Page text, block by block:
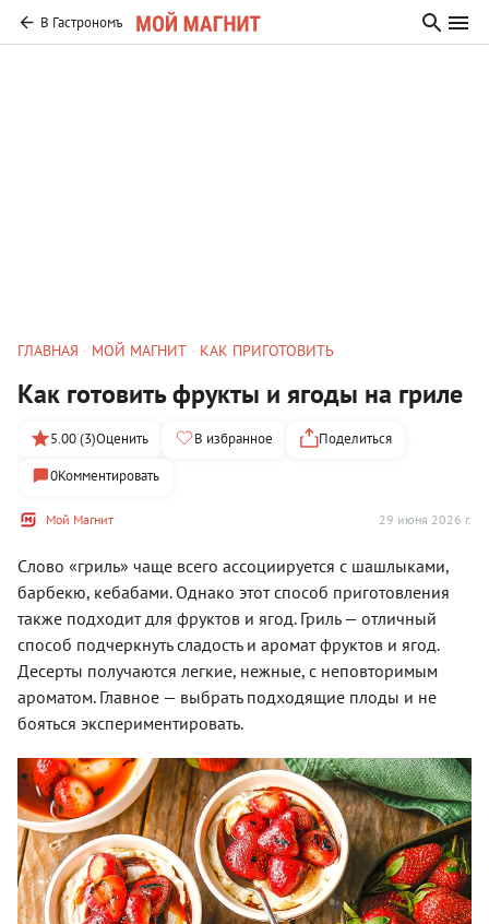
В Гастрономъ
ГЛАВНАЯ МОЙ МАГНИТ КАК ПРИГОТОВИТЬ
Как готовить фрукты и ягоды на гриле
Мой Магнит 29 июня 2026 г.
5.00 (3)Оценить В избранное
Поделиться
0Комментировать
Слово «гриль» чаще всего ассоциируется с шашлыками,
барбекю, кебабами. Однако этот способ приготовления
также подходит для фруктов и ягод. Гриль — отличный
способ подчеркнуть сладость и аромат фруктов и ягод.
Десерты получаются легкие, нежные, с неповторимым
ароматом. Главное — выбрать подходящие плоды и не
бояться экспериментировать.